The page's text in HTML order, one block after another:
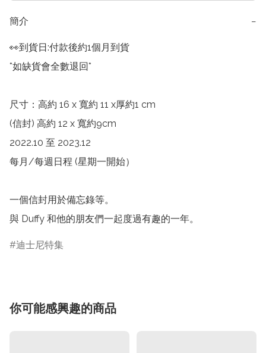
簡介 −
👀到貨日:付款後約1個月到貨
*如缺貨會全數退回*
尺寸：高約 16 x 寬約 11 x厚約1 cm
(信封) 高約 12 x 寬約9cm
2022.10 至 2023.12
每月/每週日程 (星期一開始）
一個信封用於備忘錄等。
與 Duffy 和他的朋友們一起度過有趣的一年。
迪士尼特集
你可能感興趣的商品